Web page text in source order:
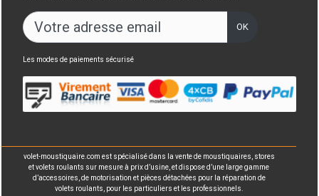
OK
Les modes de paiements sécurisé
volet-moustiquaire.com est spécialisé dans la vente de moustiquaires, stores
et volets roulants sur mesure à prix d’usine, et dispose d’une large gamme
d’accessoires, de motorisation et pièces détachées pour la réparation de
volets roulants, pour les particuliers et les professionnels.